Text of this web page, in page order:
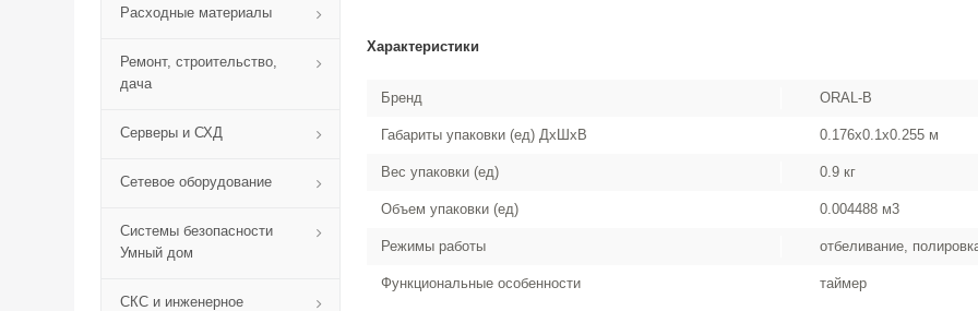
Расходные материалы
Ремонт, строительство,
дача
Серверы и СХД
Сетевое оборудование
Системы безопасности
Умный дом
СКС и инженерное
Характеристики
Бренд ORAL-B
Габариты упаковки (ед) ДхШхВ 0.176x0.1x0.255 м
Вес упаковки (ед) 0.9 кг
Объем упаковки (ед) 0.004488 м3
Режимы работы отбеливание,
Функциональные особенности таймер